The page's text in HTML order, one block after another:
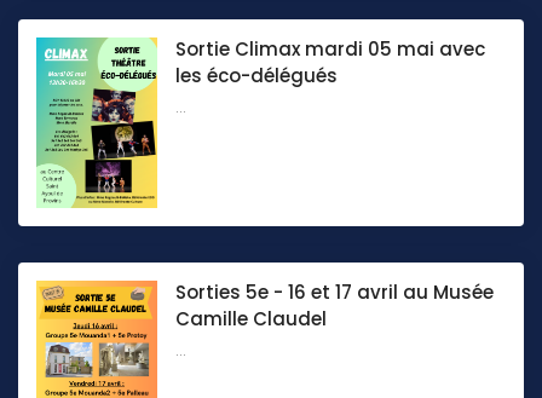
Sortie Climax mardi 05 mai avec
les éco-délégués
...
Sorties 5e - 16 et 17 avril au Musée
Camille Claudel
...